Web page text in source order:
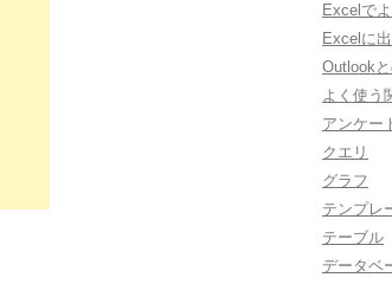
Excelで
Excelに
Outlook
よく使う
アンケー
クエリ
グラフ
テンプレ
テーブル
データベ